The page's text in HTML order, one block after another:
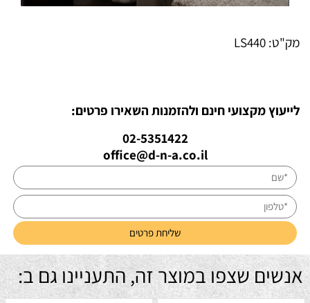
מק"ט: LS440
לייעוץ מקצועי חינם ולהזמנות השאירו פרטים:
02-5351422
office@d-n-a.co.il
אנשים שצפו במוצר זה, התעניינו גם ב: